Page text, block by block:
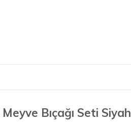
Bıçağı Seti Siyah